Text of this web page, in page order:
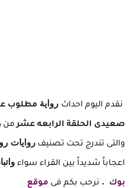
نقدم اليوم احداث ر واية مطلوب
صعيدى الحلقة الرابعه عشرمن
والتى تندرج تحت تصنيف روايات
اعجاباً شديداً بين القراء سواء
بوك . نرحب بكم فى موقع